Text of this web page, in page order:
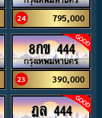
24 795,000
8กข 444
23 390,000
ฎล 444